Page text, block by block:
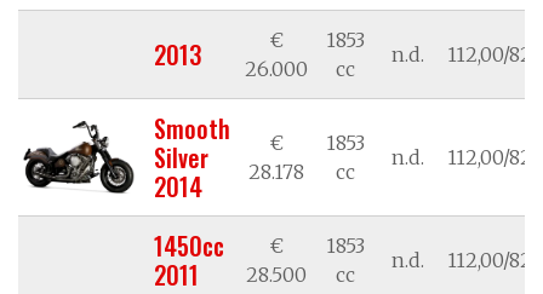
2013
€
26.000
1853
cc
n.d. 112,00/
Smooth
Silver
2014
€
28.178
1853
cc
n.d. 112,00/
1450cc
2011
€
28.500
1853
cc
n.d. 112,00/